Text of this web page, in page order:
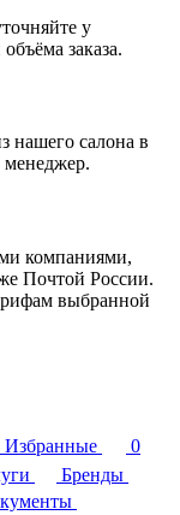
у
заказа.
нашего салона в
менеджер.
компаниями,
Почтой России.
выбранной
Избранные
0
Бренды